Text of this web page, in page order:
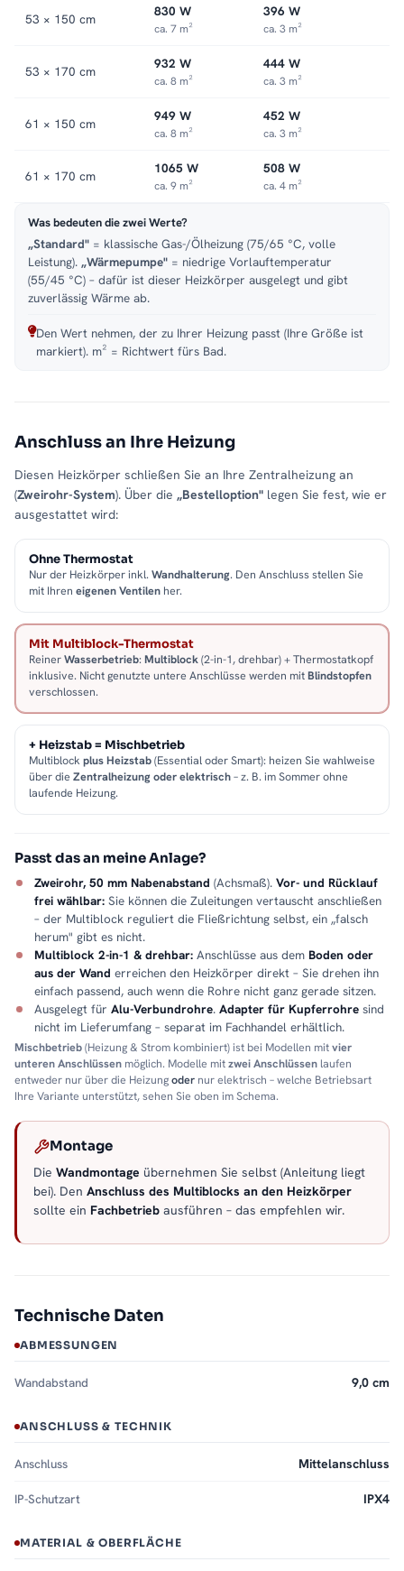
53 × 150 cm 830 W
ca. 7 m²
396 W
ca. 3 m²
53 × 170 cm 932 W
ca. 8 m²
444 W
ca. 3 m²
61 × 150 cm 949 W
ca. 8 m²
452 W
ca. 3 m²
61 × 170 cm 1065 W
ca. 9 m²
508 W
ca. 4 m²
Was bedeuten die zwei Werte?
„Standard" = klassische Gas-/Ölheizung (75/65 °C, volle
Leistung). „Wärmepumpe" = niedrige Vorlauftemperatur
(55/45 °C) – dafür ist dieser Heizkörper ausgelegt und gibt
zuverlässig Wärme ab.
Den Wert nehmen, der zu Ihrer Heizung passt (Ihre Größe ist
markiert). m² = Richtwert fürs Bad.
Anschluss an Ihre Heizung
Diesen Heizkörper schließen Sie an Ihre Zentralheizung an
(Zweirohr-System). Über die „Bestelloption" legen Sie fest, wie er
ausgestattet wird:
Ohne Thermostat
Nur der Heizkörper inkl. Wandhalterung. Den Anschluss stellen Sie
mit Ihren eigenen Ventilen her.
Mit Multiblock-Thermostat
ReinerWasserbetrieb: Multiblock(2-in-1, drehbar) + Thermostatkopf
inklusive. Nicht genutzte untere Anschlüsse werden mitBlindstopfen
verschlossen.
+ Heizstab = Mischbetrieb
Multiblock plus Heizstab(Essential oder Smart): heizen Sie wahlweise
über die Zentralheizung oder elektrisch– z. B. im Sommer ohne
laufende Heizung.
Passt das an meine Anlage?
Zweirohr, 50 mm Nabenabstand (Achsmaß). Vor- und Rücklauf
frei wählbar: Sie können die Zuleitungen vertauscht anschließen
– der Multiblock reguliert die Fließrichtung selbst, ein „falsch
herum" gibt es nicht.
Multiblock 2-in-1 & drehbar: Anschlüsse aus dem Boden oder
aus der Wand erreichen den Heizkörper direkt – Sie drehen ihn
einfach passend, auch wenn die Rohre nicht ganz gerade sitzen.
Ausgelegt für Alu-Verbundrohre. Adapter für Kupferrohre sind
nicht im Lieferumfang – separat im Fachhandel erhältlich.
Mischbetrieb(Heizung & Strom kombiniert) ist bei Modellen mitvier
unteren Anschlüssen möglich. Modelle mitzwei Anschlüssen laufen
entweder nur über die Heizungoder nur elektrisch – welche Betriebsart
Ihre Variante unterstützt, sehen Sie oben im Schema.
Montage
Die Wandmontage übernehmen Sie selbst (Anleitung liegt
bei). Den Anschluss des Multiblocks an den Heizkörper
sollte ein Fachbetrieb ausführen – das empfehlen wir.
Technische Daten
ABMESSUNGEN
Wandabstand 9,0 cm
ANSCHLUSS & TECHNIK
Anschluss Mittelanschluss
IP-Schutzart IPX4
MATERIAL & OBERFLÄCHE